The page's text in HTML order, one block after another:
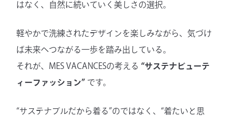
はなく、自然に続いていく美しさの選択。
軽やかで洗練されたデザインを楽しみながら、気づけ
ば未来へつながる一歩を踏み出している。
それが、MES VACANCESの考える “サステナビューテ
ィーファッション” です。
“サステナブルだから着る”のではなく、“着たいと思